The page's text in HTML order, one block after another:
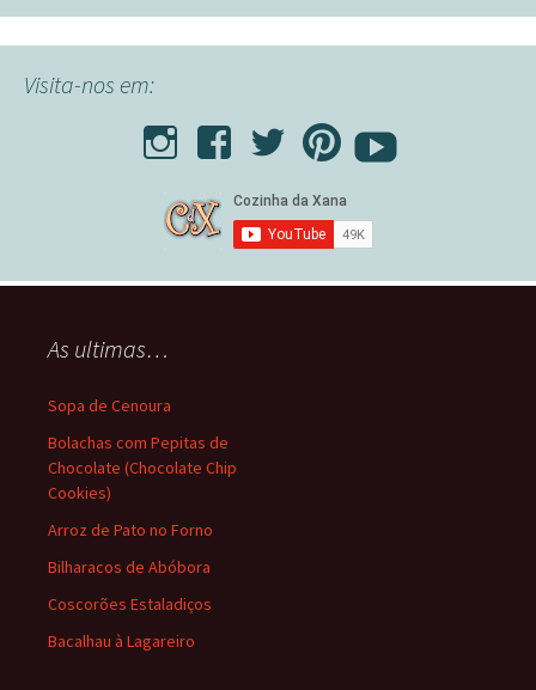
Visita-nos em:
As ultimas…
Sopa de Cenoura
Bolachas com Pepitas de
Chocolate (Chocolate Chip
Cookies)
Arroz de Pato no Forno
Bilharacos de Abóbora
Coscorões Estaladiços
Bacalhau à Lagareiro